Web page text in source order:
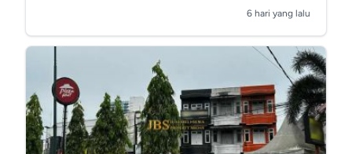
6 hari yang lalu